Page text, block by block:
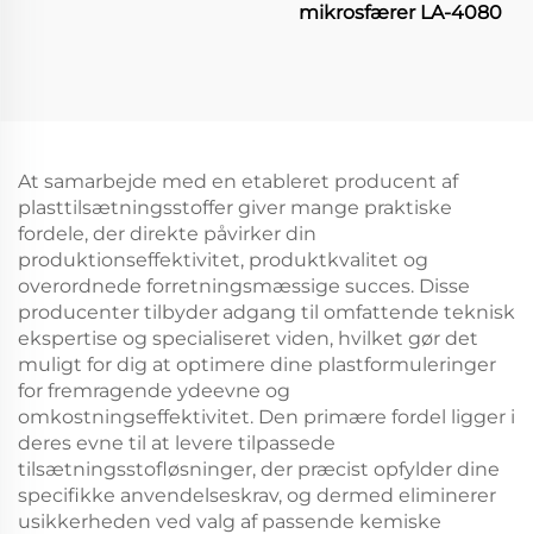
mikrosfærer LA-4080
At samarbejde med en etableret producent af
plasttilsætningsstoffer giver mange praktiske
fordele, der direkte påvirker din
produktionseffektivitet, produktkvalitet og
overordnede forretningsmæssige succes. Disse
producenter tilbyder adgang til omfattende teknisk
ekspertise og specialiseret viden, hvilket gør det
muligt for dig at optimere dine plastformuleringer
for fremragende ydeevne og
omkostningseffektivitet. Den primære fordel ligger i
deres evne til at levere tilpassede
tilsætningsstofløsninger, der præcist opfylder dine
specifikke anvendelseskrav, og dermed eliminerer
usikkerheden ved valg af passende kemiske